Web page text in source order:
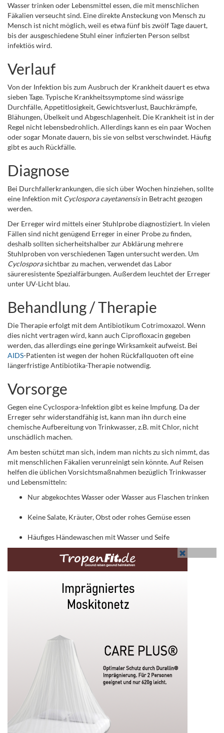
Wasser trinken oder Lebensmittel essen, die mit menschlichen
Fäkalien verseucht sind. Eine direkte Ansteckung von Mensch zu
Mensch ist nicht möglich, weil es etwa fünf bis zwölf Tage dauert,
bis der ausgeschiedene Stuhl einer infizierten Person selbst
infektiös wird.
Verlauf
Von der Infektion bis zum Ausbruch der Krankheit dauert es etwa
sieben Tage. Typische Krankheitssymptome sind wässrige
Durchfälle, Appetitlosigkeit, Gewichtsverlust, Bauchkrämpfe,
Blähungen, Übelkeit und Abgeschlagenheit. Die Krankheit ist in der
Regel nicht lebensbedrohlich. Allerdings kann es ein paar Wochen
oder sogar Monate dauern, bis sie von selbst verschwindet. Häufig
gibt es auch Rückfälle.
Diagnose
Bei Durchfallerkrankungen, die sich über Wochen hinziehen, sollte
eine Infektion mit Cyclospora cayetanensisin Betracht gezogen
werden.
Der Erreger wird mittels einer Stuhlprobe diagnostiziert. In vielen
Fällen sind nicht genügend Erreger in einer Probe zu finden,
deshalb sollten sicherheitshalber zur Abklärung mehrere
Stuhlproben von verschiedenen Tagen untersucht werden. Um
Cyclosporasichtbar zu machen, verwendet das Labor
säureresistente Spezialfärbungen. Außerdem leuchtet der Erreger
unter UV-Licht blau.
Behandlung / Therapie
Die Therapie erfolgt mit dem Antibiotikum Cotrimoxazol. Wenn
dies nicht vertragen wird, kann auch Ciprofloxacin gegeben
werden, das allerdings eine geringe Wirksamkeit aufweist. Bei
AIDS-Patienten ist wegen der hohen Rückfallquoten oft eine
längerfristige Antibiotika-Therapie notwendig.
Vorsorge
Gegen eine Cyclospora-Infektion gibt es keine Impfung. Da der
Erreger sehr widerstandfähig ist, kann man ihn durch eine
chemische Aufbereitung von Trinkwasser, z.B. mit Chlor, nicht
unschädlich machen.
Am besten schützt man sich, indem man nichts zu sich nimmt, das
mit menschlichen Fäkalien verunreinigt sein könnte. Auf Reisen
helfen die üblichen Vorsichtsmaßnahmen bezüglich Trinkwasser
und Lebensmitteln:
Nur abgekochtes Wasser oder Wasser aus Flaschen trinken
Keine Salate, Kräuter, Obst oder rohes Gemüse essen
Häufiges Händewaschen mit Wasser und Seife